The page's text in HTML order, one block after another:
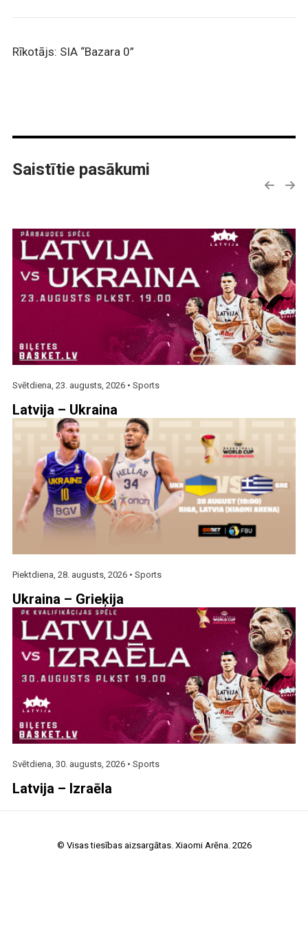
Rīkotājs: SIA “Bazara 0”
Saistītie pasākumi
Svētdiena, 23. augusts, 2026 • Sports
Latvija – Ukraina
Piektdiena, 28. augusts, 2026 • Sports
Ukraina – Grieķija
Svētdiena, 30. augusts, 2026 • Sports
Latvija – Izraēla
© Visas tiesības aizsargātas. Xiaomi Arēna. 2026